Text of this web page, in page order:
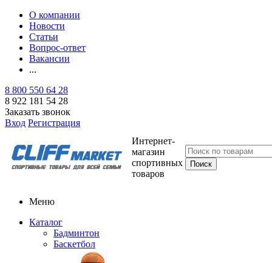
О компании
Новости
Статьи
Вопрос-ответ
Вакансии
...
8 800 550 64 28
8 922 181 54 28
Заказать звонок
Вход Регистрация
Интернет-
магазин
спортивных
товаров
Меню
Каталог
Бадминтон
Баскетбол